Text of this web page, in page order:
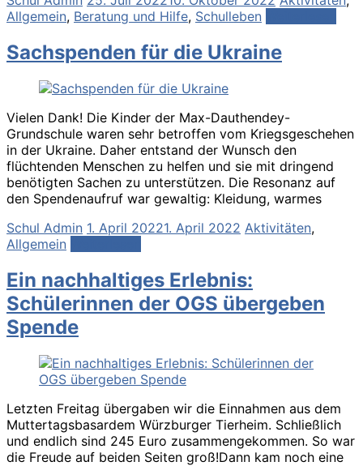
Allgemein, Beratung und Hilfe, Schulleben
Sachspenden für die Ukraine
Vielen Dank! Die Kinder der Max-Dauthendey-
Grundschule waren sehr betroffen vom Kriegsgeschehen
in der Ukraine. Daher entstand der Wunsch den
flüchtenden Menschen zu helfen und sie mit dringend
benötigten Sachen zu unterstützen. Die Resonanz auf
den Spendenaufruf war gewaltig: Kleidung, warmes
Schul Admin 1. April 20221. April 2022 Aktivitäten,
Allgemein
Ein nachhaltiges Erlebnis:
Schülerinnen der OGS übergeben
Spende
Letzten Freitag übergaben wir die Einnahmen aus dem
Muttertagsbasardem Würzburger Tierheim. Schließlich
und endlich sind 245 Euro zusammengekommen. So war
die Freude auf beiden Seiten groß!Dann kam noch eine